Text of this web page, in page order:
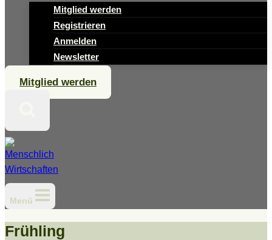
Mitglied werden
Registrieren
Anmelden
Newsletter
Mitglied werden
Menü
Frühling